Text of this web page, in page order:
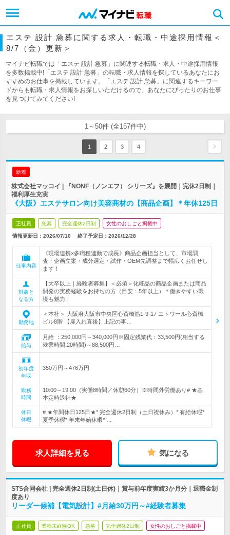
エステ 設計 急募に関する求人・転職・中途採用情報＜
8/7（金）更新＞
マイナビ転職では「エステ 設計 急募」に関連する転職・求人・中途採用情報
を多数掲載中!「エステ 設計 急募」の転職・求人情報を探しているあなたにお
すすめのお仕事を掲載しています。「エステ 設計 急募」に関連するキーワー
ドからも転職・求人情報をお探しいただけるので、あなたにぴったりのお仕事
を見つけてみてください!
1～50件 (全157件中)
1 2 3 4
新着
株式会社マッコイ | 『NONF（ノンエフ） シリーズ』を展開｜完休2日制｜
福利厚生充実
《大阪》エステサロン向け美容商材の【商品企画】＊年休125日
正社員 急募 完全週休2日制 女性のおしごと掲載中
情報更新日：2026/07/10 終了予定日： 2026/12/28
仕事内容
《現場連携×多職種連動で成長》商品企画担当として、市場調
査・企画立案・成分選定・試作・OEM先調整まで幅広くお任せし
ます！
対象と
なる方
【大卒以上｜経験者募集】＜必須＞化粧品の商品企画または商品
開発の実務経験をお持ちの方（目安：5年以上）＊働きやすい環
境も魅力！
勤務地
＜本社＞ 大阪府大阪市中央区心斎橋筋1-9-17 エトワール心斎橋
ビル8階 【雇入れ直後】上記の事…
給与
月給 ：250,000円～340,000円※固定残業代：33,500円(相当する
残業時間:20時間)～88,500円…
初年度
年収
350万円～476万円
勤務
時間
10:00～19:00（実働8時間／休憩60分）※時間外労働あり# ★基
本定時退社★
休日
休暇
# ★年間休日125日★* 完全週休2日制（土日祝休み）* 有給休暇*
夏季休暇* 年末年始休暇* …
求人詳細を見る 気になる
STS合同会社 | 完全週休2日制(土日休)｜賞与前年度実績3か月分｜退職金制
度あり
リーダー候補【電気設計】#月給30万円～#経験者募集
正社員 業種未経験OK 急募 完全週休2日制 女性のおしごと掲載中